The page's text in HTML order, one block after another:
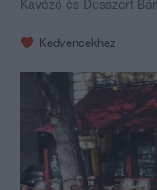
Kávézó és Desszert Bár
Kedvencekhez